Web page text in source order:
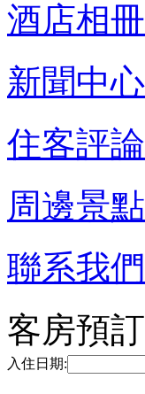
酒店相冊
新聞中心
住客評論
周邊景點
聯系我們
客房預訂
入住日期: